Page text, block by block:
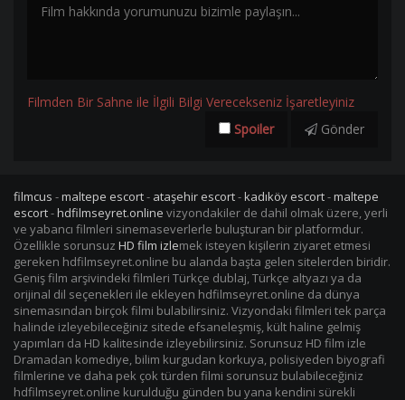
Filmden Bir Sahne ile İlgili Bilgi Verecekseniz İşaretleyiniz
Spoiler
Gönder
filmcus -maltepe escort- ataşehir escort-kadıköy escort-maltepe
escort-hdfilmseyret.online vizyondakiler de dahil olmak üzere, yerli
ve yabancı filmleri sinemaseverlerle buluşturan bir platformdur.
Özellikle sorunsuz HD film izlemek isteyen kişilerin ziyaret etmesi
gereken hdfilmseyret.online bu alanda başta gelen sitelerden biridir.
Geniş film arşivindeki filmleri Türkçe dublaj, Türkçe altyazı ya da
orijinal dil seçenekleri ile ekleyen hdfilmseyret.online da dünya
sinemasından birçok filmi bulabilirsiniz. Vizyondaki filmleri tek parça
halinde izleyebileceğiniz sitede efsaneleşmiş, kült haline gelmiş
yapımları da HD kalitesinde izleyebilirsiniz. Sorunsuz HD film izle
Dramadan komediye, bilim kurgudan korkuya, polisiyeden biyografi
filmlerine ve daha pek çok türden filmi sorunsuz bulabileceğiniz
hdfilmseyret.online kurulduğu günden bu yana kendini sürekli